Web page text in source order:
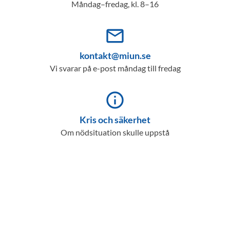
Måndag–fredag, kl. 8–16
mail_outline
kontakt@miun.se
Vi svarar på e-post måndag till fredag
info_outline
Kris och säkerhet
Om nödsituation skulle uppstå